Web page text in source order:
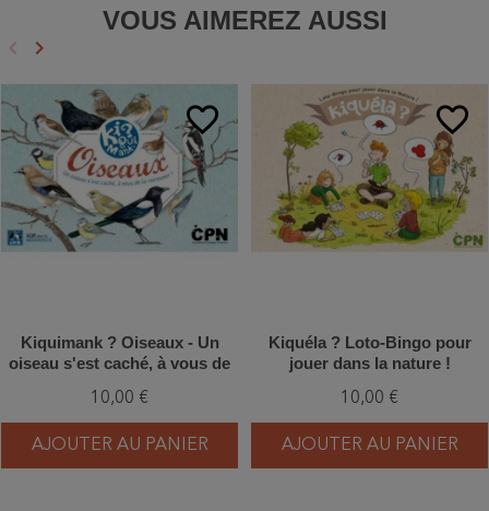
VOUS AIMEREZ AUSSI
Précédent
keyboard_arrow_left Suivant
keyboard_arrow_right
favorite_border
Kiquimank ? Oiseaux - Un
oiseau s'est caché, à vous de
10,00 €
AJOUTER AU PANIER
favorite_border
Kiquéla ? Loto-Bingo pour
jouer dans la nature !
10,00 €
AJOUTER AU PANIER